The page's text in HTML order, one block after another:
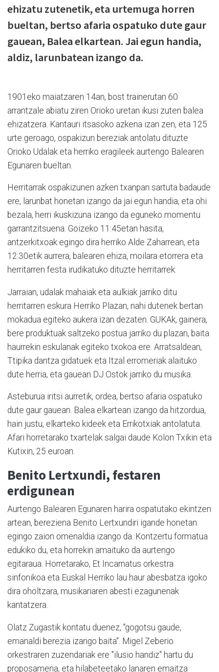
ehizatu zutenetik, eta urtemuga horren
bueltan, bertso afaria ospatuko dute gaur
gauean, Balea elkartean. Jai egun handia,
aldiz, larunbatean izango da.
1901eko maiatzaren 14an, bost trainerutan 60
arrantzale abiatu ziren Orioko uretan ikusi zuten balea
ehizatzera. Kantauri itsasoko azkena izan zen, eta 125
urte geroago, ospakizun bereziak antolatu dituzte
Orioko Udalak eta herriko eragileek aurtengo Balearen
Egunaren bueltan.
Herritarrak ospakizunen azken txanpan sartuta badaude
ere, larunbat honetan izango da jai egun handia, eta ohi
bezala, herri ikuskizuna izango da eguneko momentu
garrantzitsuena. Goizeko 11:45etan hasita,
antzerkitxoak egingo dira herriko Alde Zaharrean, eta
12:30etik aurrera, balearen ehiza, moilara etorrera eta
herritarren festa irudikatuko dituzte herritarrek.
Jarraian, udalak mahaiak eta aulkiak jarriko ditu
herritarren eskura Herriko Plazan, nahi dutenek bertan
mokadua egiteko aukera izan dezaten. GUKAk, gainera,
bere produktuak saltzeko postua jarriko du plazan, baita
haurrekin eskulanak egiteko txokoa ere. Arratsaldean,
Ttipika dantza gidatuek eta Itzal erromeriak alaituko
dute herria, eta gauean DJ Ostok jarriko du musika.
Asteburua iritsi aurretik, ordea, bertso afaria ospatuko
dute gaur gauean. Balea elkartean izango da hitzordua,
hain justu, elkarteko kideek eta Errikotxiak antolatuta.
Afari horretarako txartelak salgai daude Kolon Txikin eta
Kutixin, 25 euroan.
Benito Lertxundi, festaren
erdigunean
Aurtengo Balearen Egunaren harira ospatutako ekintzen
artean, bereziena Benito Lertxundiri igande honetan
egingo zaion omenaldia izango da. Kontzertu formatua
edukiko du, eta horrekin amaituko da aurtengo
egitaraua. Horretarako, Et Incarnatus orkestra
sinfonikoa eta Euskal Herriko lau haur abesbatza igoko
dira oholtzara, musikariaren abesti ezagunenak
kantatzera.
Olatz Zugastik kontatu duenez, "gogotsu gaude,
emanaldi berezia izango baita". Migel Zeberio
orkestraren zuzendariak ere "ilusio handiz" hartu du
proposamena, eta hilabeteetako lanaren emaitza